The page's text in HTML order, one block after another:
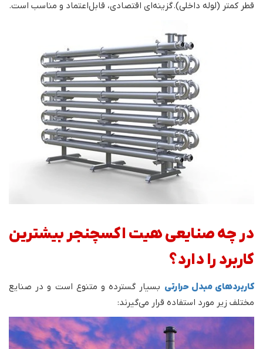
قطر کمتر (لوله داخلی). گزینه‌ای اقتصادی، قابل‌اعتماد و مناسب است.
در چه صنایعی هیت اکسچنجر بیشترین
کاربرد را دارد؟
کاربردهای مبدل حرارتی بسیار گسترده و متنوع است و در صنایع
مختلف زیر مورد استفاده قرار می‌گیرند: